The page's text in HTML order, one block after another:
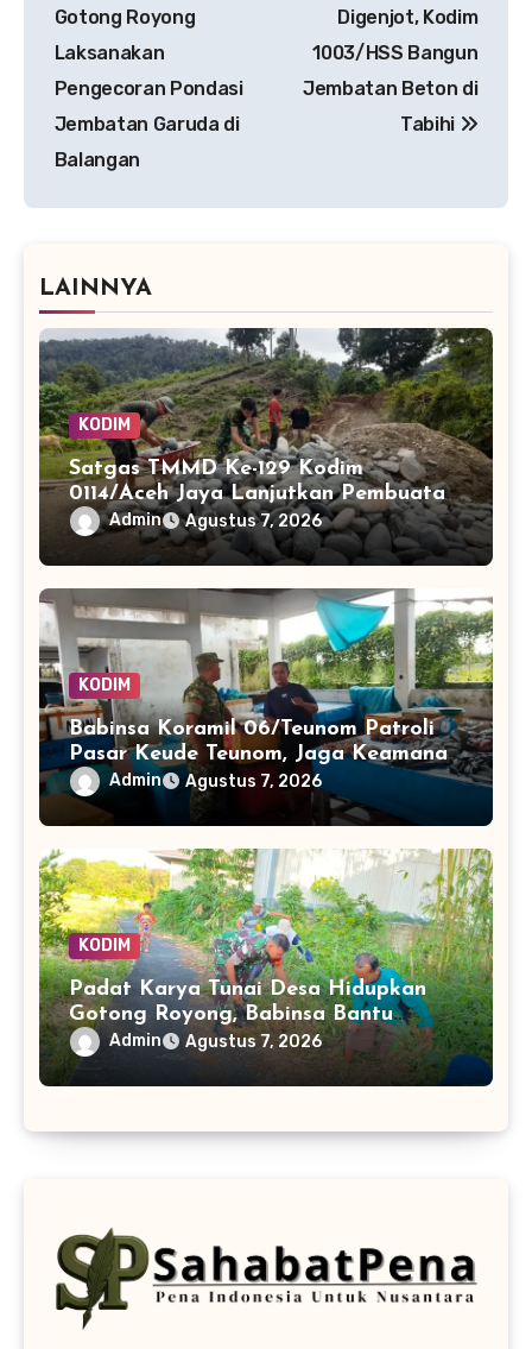
Gotong Royong
Laksanakan
Pengecoran Pondasi
Jembatan Garuda di
Balangan
Digenjot, Kodim
1003/HSS Bangun
Jembatan Beton di
Tabihi
LAINNYA
KODIM
Satgas TMMD Ke-129 Kodim
0114/Aceh Jaya Lanjutkan Pembuatan
Jembatan Kayu 4×6
Admin Agustus 7, 2026
KODIM
Babinsa Koramil 06/Teunom Patroli
Pasar Keude Teunom, Jaga Keamanan
dan Kenyamanan Aktivitas Warga
Admin Agustus 7, 2026
KODIM
Padat Karya Tunai Desa Hidupkan
Gotong Royong, Babinsa Bantu
Bersihkan Akses Warga
Admin Agustus 7, 2026